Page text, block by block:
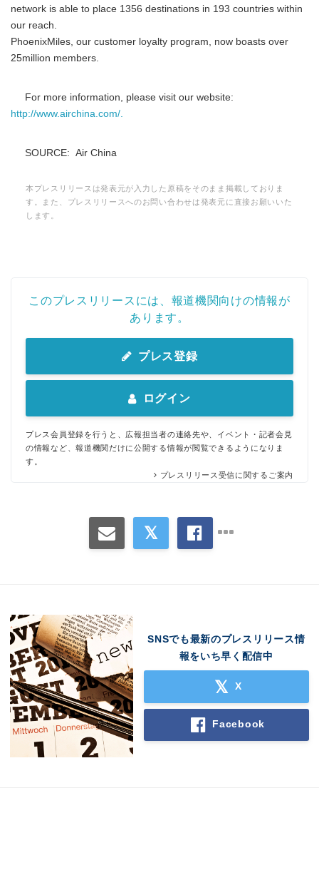
network is able to place 1356 destinations in 193 countries within
our reach.
PhoenixMiles, our customer loyalty program, now boasts over
25million members.
For more information, please visit our website:
http://www.airchina.com/.
SOURCE: Air China
本プレスリリースは発表元が入力した原稿をそのまま掲載しておりま
す。また、プレスリリースへのお問い合わせは発表元に直接お願いいた
します。
このプレスリリースには、報道機関向けの情報が
あります。
プレス登録
ログイン
プレス会員登録を行うと、広報担当者の連絡先や、イベント・記者会見
の情報など、報道機関だけに公開する情報が閲覧できるようになりま
す。
プレスリリース受信に関するご案内
SNSでも最新のプレスリリース情
報をいち早く配信中
X
Facebook